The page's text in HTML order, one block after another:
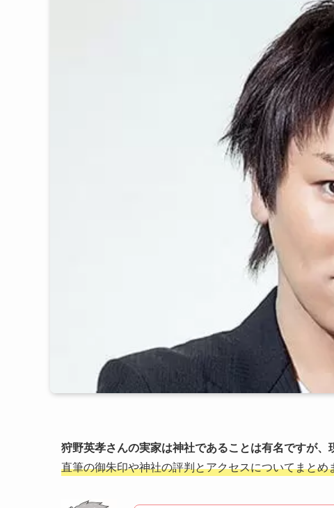
狩野英孝さんの実家は神社であることは有名ですが
直筆の御朱印や神社の評判とアクセスについてまとめ